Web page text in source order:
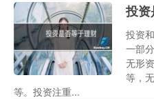
投
投资
一部
无形
等，
等。投资注重...